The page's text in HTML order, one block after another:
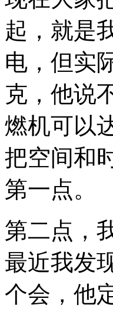
起，就是
电，但实
克，他说
燃机可以
把空间和
第一点。
第二点，
最近我发
个会，他